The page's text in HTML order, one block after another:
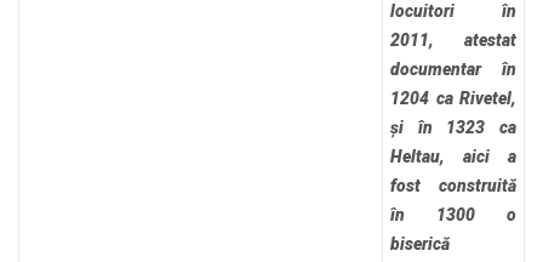
locuitori în
2011, atestat
documentar în
1204 ca Rivetel,
și în 1323 ca
Heltau, aici a
fost construită
în 1300 o
biserică